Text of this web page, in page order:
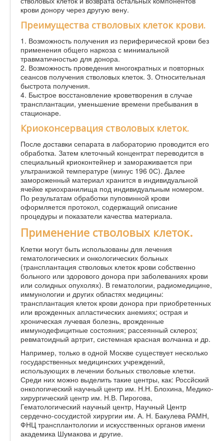
крови донору через другую вену.
Преимущества стволовых клеток крови.
1. Возможность получения из периферической крови без
применения общего наркоза с минимальной
травматичностью для донора.
2. Возможность проведения многократных и повторных
сеансов получения стволовых клеток. 3. Относительная
быстрота получения.
4. Быстрое восстановление кроветворения в случае
трансплантации, уменьшение времени пребывания в
стационаре.
Криоконсервация стволовых клеток.
После доставки сепарата в лабораторию проводится его
обработка. Затем клеточный концентрат переводится в
специальный криоконтейнер и замораживается при
ультранизкой температуре (минус 196 0С). Далее
замороженный материал хранится в индивидуальной
ячейке криохранилища под индивидуальным номером.
По результатам обработки пуповинной крови
оформляется протокол, содержащий описание
процедуры и показатели качества материала.
Применение стволовых клеток.
Клетки могут быть использованы для лечения
гематологических и онкологических больных
(трансплантация стволовых клеток крови собственно
больного или здорового донора при заболеваниях крови
или солидных опухолях). В гематологии, радиомедицине,
иммунологии и других областях медицины:
трансплантация клеток крови донора при приобретенных
или врожденных апластических анемиях; острая и
хроническая лучевая болезнь, врожденные
иммунодефицитные состояния; рассеянный склероз;
ревматоидный артрит, системная красная волчанка и др.
Например, только в одной Москве существует несколько
государственных медицинских учреждений,
использующих в лечении больных стволовые клетки.
Среди них можно выделить такие центры, как: Россйский
онкологический научный центр им. Н.Н. Блохина, Медико-
хирургический центр им. Н.В. Пирогова,
Гематологический научный центр, Научный Центр
сердечно-сосудистой хирургии им. А. Н. Бакулева РАМН,
ФНЦ трансплантологии и искусственных органов имени
академика Шумакова и другие.